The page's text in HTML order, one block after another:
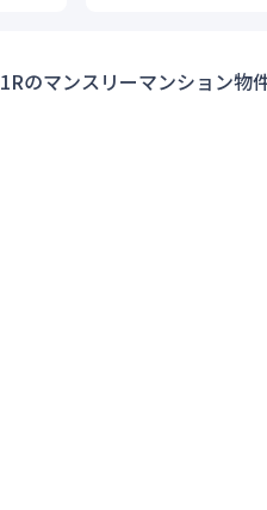
1Rのマンスリーマンション物